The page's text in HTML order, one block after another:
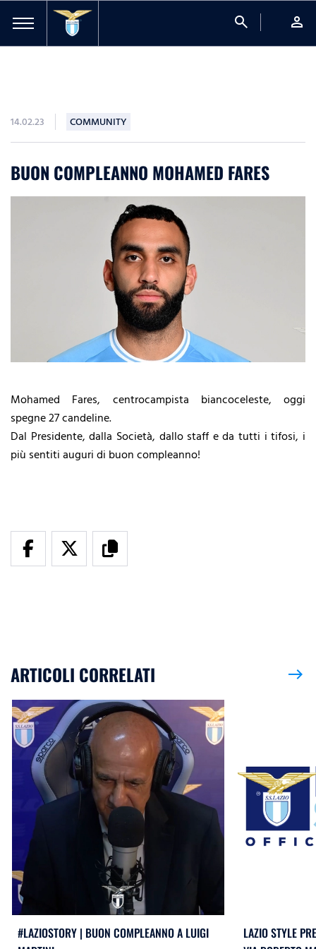
search person
14.02.23 COMMUNITY
BUON COMPLEANNO MOHAMED FARES
Mohamed Fares, centrocampista biancoceleste, oggi
spegne 27 candeline.
Dal Presidente, dalla Società, dallo staff e da tutti i tifosi, i
più sentiti auguri di buon compleanno!
ARTICOLI CORRELATI east
#LAZIOSTORY | BUON COMPLEANNO A LUIGI
LAZIO STYLE